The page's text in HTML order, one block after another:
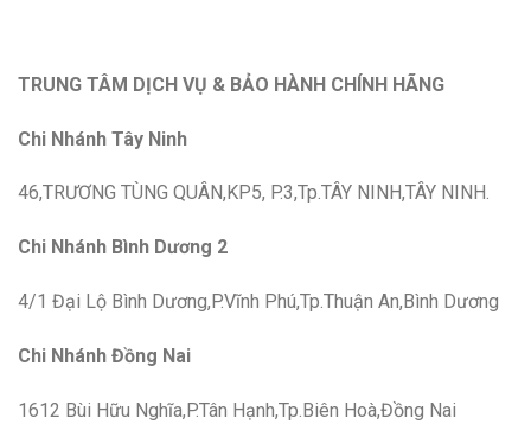
TRUNG TÂM DỊCH VỤ & BẢO HÀNH CHÍNH HÃNG
Chi Nhánh Tây Ninh
46,TRƯƠNG TÙNG QUÂN,KP5, P.3,Tp.TÂY NINH,TÂY NINH.
Chi Nhánh Bình Dương 2
4/1 Đại Lộ Bình Dương,P.Vĩnh Phú,Tp.Thuận An,Bình Dương
Chi Nhánh Đồng Nai
1612 Bùi Hữu Nghĩa,P.Tân Hạnh,Tp.Biên Hoà,Đồng Nai